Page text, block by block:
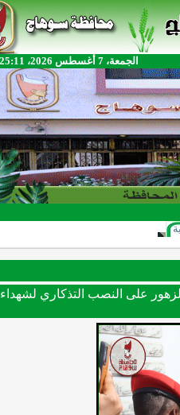
الجمعة، 7 أغسطس 2026، 7:25:11 م
من الزهور على النصب التذكاري لشهداء